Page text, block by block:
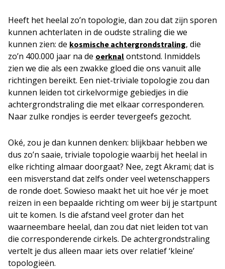
Heeft het heelal zo’n topologie, dan zou dat zijn sporen
kunnen achterlaten in de oudste straling die we
kunnen zien: de kosmische achtergrondstraling, die
zo’n 400.000 jaar na de oerknal ontstond. Inmiddels
zien we die als een zwakke gloed die ons vanuit alle
richtingen bereikt. Een niet-triviale topologie zou dan
kunnen leiden tot cirkelvormige gebiedjes in die
achtergrondstraling die met elkaar corresponderen.
Naar zulke rondjes is eerder tevergeefs gezocht.
Oké, zou je dan kunnen denken: blijkbaar hebben we
dus zo’n saaie, triviale topologie waarbij het heelal in
elke richting almaar doorgaat? Nee, zegt Akrami; dat is
een misverstand dat zelfs onder veel wetenschappers
de ronde doet. Sowieso maakt het uit hoe vér je moet
reizen in een bepaalde richting om weer bij je startpunt
uit te komen. Is die afstand veel groter dan het
waarneembare heelal, dan zou dat niet leiden tot van
die corresponderende cirkels. De achtergrondstraling
vertelt je dus alleen maar iets over relatief ‘kleine’
topologieën.